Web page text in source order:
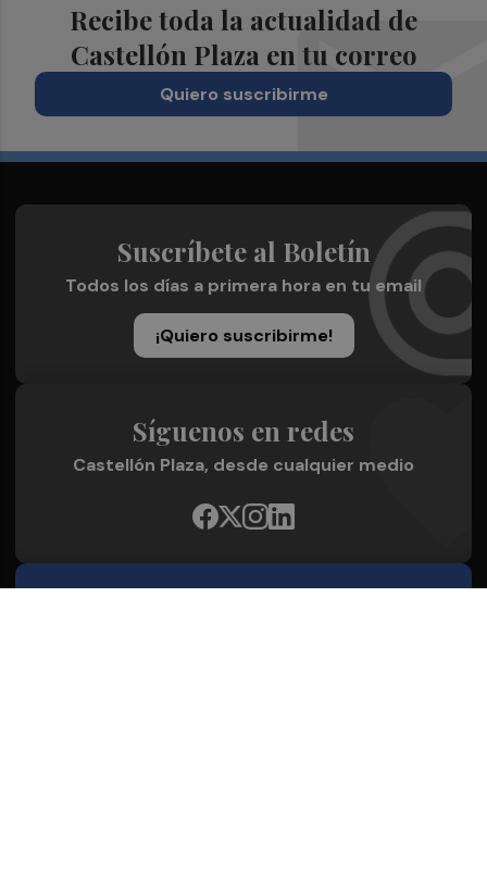
Recibe toda la actualidad de
Castellón Plaza en tu correo
Quiero suscribirme
Suscríbete al Boletín
Todos los días a primera hora en tu email
¡Quiero suscribirme!
Síguenos en redes
Castellón Plaza, desde cualquier medio